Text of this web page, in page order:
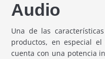
Audio
Una de las
productos, en especial
cuenta con una potencia